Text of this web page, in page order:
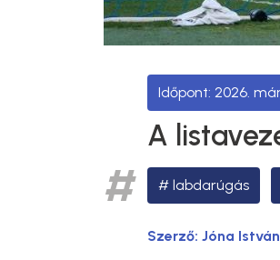
2026.
A
labdarúgás
Szerző: Jóna István